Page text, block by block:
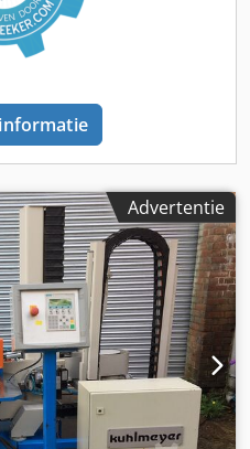
- Inclusief afzuiging
Advertentie